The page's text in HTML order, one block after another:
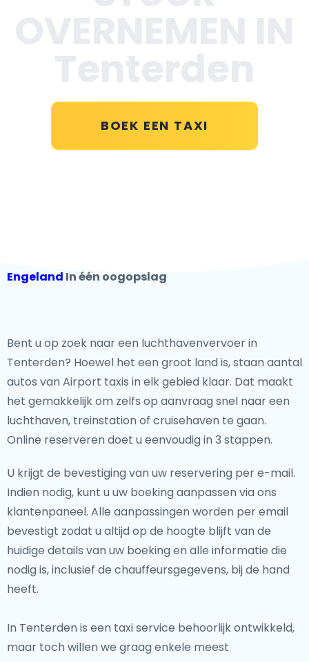
BOEK EEN TAXI
Engeland In één oogopslag
Bent u op zoek naar een luchthavenvervoer in
Tenterden? Hoewel het een groot land is, staan aantal
autos van Airport taxis in elk gebied klaar. Dat maakt
het gemakkelijk om zelfs op aanvraag snel naar een
luchthaven, treinstation of cruisehaven te gaan.
Online reserveren doet u eenvoudig in 3 stappen.
U krijgt de bevestiging van uw reservering per e-mail.
Indien nodig, kunt u uw boeking aanpassen via ons
klantenpaneel. Alle aanpassingen worden per email
bevestigt zodat u altijd op de hoogte blijft van de
huidige details van uw boeking en alle informatie die
nodig is, inclusief de chauffeursgegevens, bij de hand
heeft.
In Tenterden is een taxi service behoorlijk ontwikkeld,
maar toch willen we graag enkele meest